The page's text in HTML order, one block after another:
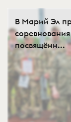
В Марий Эл
посвящённ...